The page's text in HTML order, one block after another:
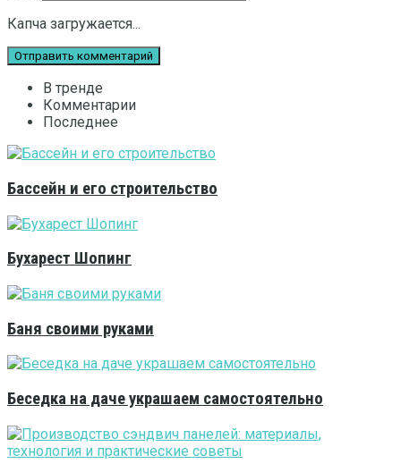
Капча загружается...
В тренде
Комментарии
Последнее
Бассейн и его строительство
Бухарест Шопинг
Баня своими руками
Беседка на даче украшаем самостоятельно